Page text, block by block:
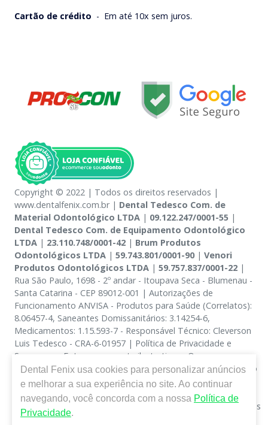
Cartão de crédito - Em até 10x sem juros.
Copyright © 2022 | Todos os direitos reservados |
www.dentalfenix.com.br | Dental Tedesco Com. de
Material Odontológico LTDA | 09.122.247/0001-55 |
Dental Tedesco Com. de Equipamento Odontológico
LTDA | 23.110.748/0001-42 | Brum Produtos
Odontológicos LTDA | 59.743.801/0001-90| Venori
Produtos Odontológicos LTDA | 59.757.837/0001-22 |
Rua São Paulo, 1698 - 2º andar - Itoupava Seca - Blumenau -
Santa Catarina - CEP 89012-001 | Autorizações de
Funcionamento ANVISA - Produtos para Saúde (Correlatos):
8.06457-4, Saneantes Domissanitários: 3.14254-6,
Medicamentos: 1.15.593-7 - Responsável Técnico: Cleverson
Luis Tedesco - CRA-6-01957 | Política de Privacidade e
Segurança - Fotos meramente ilustrativas - Os preços e
condições da loja virtual estão sujeitos a alterações. Em caso
de divergência de preços no site, o valor válido é o do
Carrinho de Compra. Não vendemos por atacado, por isso
nos reservamos o direito de não atender compras de grandes
volumes pelo site.
Dental Fenix usa cookies para personalizar anúncios
e melhorar a sua experiência no site. Ao continuar
navegando, você concorda com a nossa Política de
Privacidade.